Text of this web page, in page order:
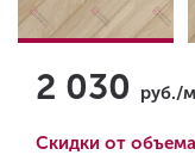
2 030 руб./
Скидки от